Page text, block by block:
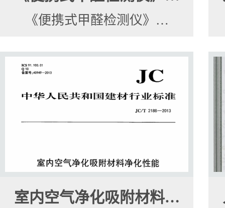
《便携式甲醛检测仪》…
室内空气净化吸附材料…